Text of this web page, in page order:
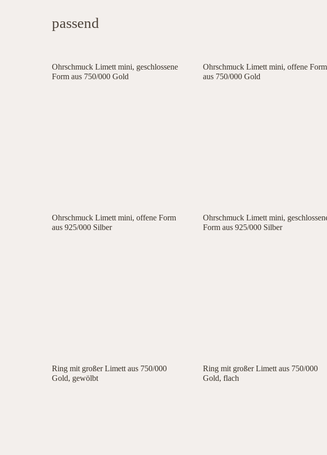
passend
Ohrschmuck Limett mini, geschlossene
Form aus 750/000 Gold
Ohrschmuck Limett mini, offene Form
aus 750/000 Gold
Ohrschmuck Limett mini, offene Form
aus 925/000 Silber
Ohrschmuck Limett mini,
Form aus 925/000 Silber
Ring mit großer Limett aus 750/000
Gold, gewölbt
Ring mit großer Limett aus 750/000
Gold, flach